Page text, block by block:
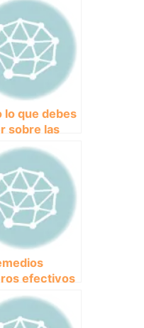
lo que debes
sobre las
comunes en
y cómo
efectivos
combatir la
en perros